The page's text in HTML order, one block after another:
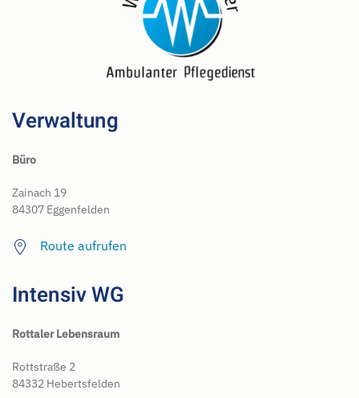
Verwaltung
Büro
Zainach 19
84307 Eggenfelden
Route aufrufen
Intensiv WG
Rottaler Lebensraum
Rottstraße 2
84332 Hebertsfelden